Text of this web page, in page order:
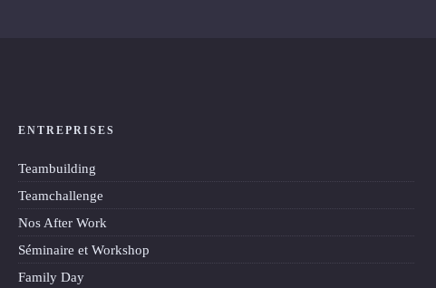
ENTREPRISES
Teambuilding
Teamchallenge
Nos After Work
Séminaire et Workshop
Family Day